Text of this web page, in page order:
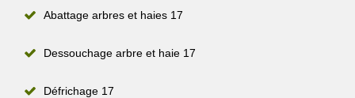
Abattage arbres et haies 17
Dessouchage arbre et haie 17
Défrichage 17